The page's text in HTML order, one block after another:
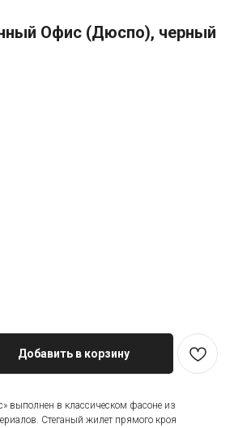
Офис (Дюспо), черный
Добавить в корзину
выполнен в классическом фасоне из
Стеганый жилет прямого кроя